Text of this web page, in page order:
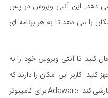
می دهد. این آنتی ویروس در پس
را می دهد تا به هر برنامه ای
کنید تا آنتی ویروس خود را به
کنید. کاربر این امکان را دارند که
برنامه را براساس تنظیمات خاص سفارشی کند. Adaware برای کامپیوتر